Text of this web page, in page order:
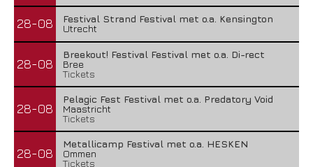
28-08
Festival Strand Festival met o.a. Kensington
Utrecht
28-08
Breekout! Festival Festival met o.a. Di-rect
Bree
Tickets
28-08
Pelagic Fest Festival met o.a. Predatory Void
Maastricht
Tickets
28-08
Metallicamp Festival met o.a. HESKEN
Ommen
Tickets